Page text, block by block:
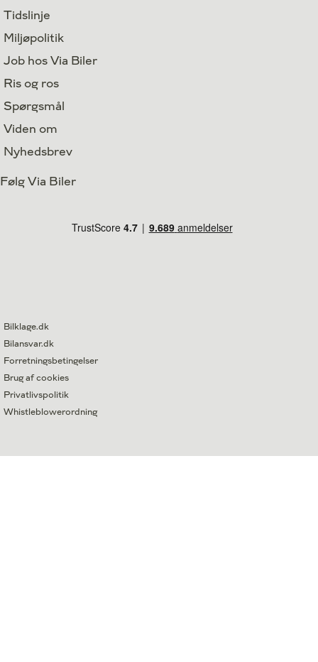
Tidslinje
Miljøpolitik
Job hos Via Biler
Ris og ros
Spørgsmål
Viden om
Nyhedsbrev
Følg Via Biler
Bilklage.dk
Bilansvar.dk
Forretningsbetingelser
Brug af cookies
Privatlivspolitik
Whistleblowerordning